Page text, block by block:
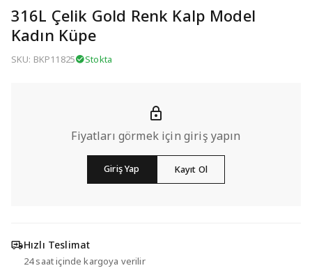
316L Çelik Gold Renk Kalp Model
Kadın Küpe
SKU: BKP11825 Stokta
Fiyatları görmek için giriş yapın
Giriş Yap Kayıt Ol
Hızlı Teslimat
24 saat içinde kargoya verilir